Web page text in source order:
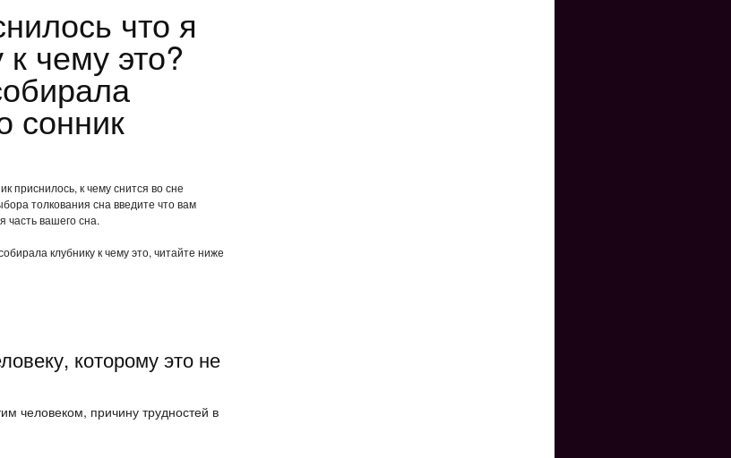
чему это?
сонник
приснилось, к чему снится во сне
толкования сна введите что вам
часть вашего сна.
клубнику к чему это, читайте ниже
которому это не
человеком, причину трудностей в